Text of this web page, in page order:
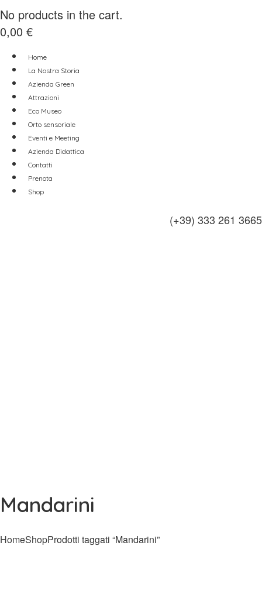
No products in the cart.
0,00 €
Home
La Nostra Storia
Azienda Green
Attrazioni
Eco Museo
Orto sensoriale
Eventi e Meeting
Azienda Didattica
Contatti
Prenota
Shop
(+39) 333 261 3665
Mandarini
HomeShopProdotti taggati “Mandarini”